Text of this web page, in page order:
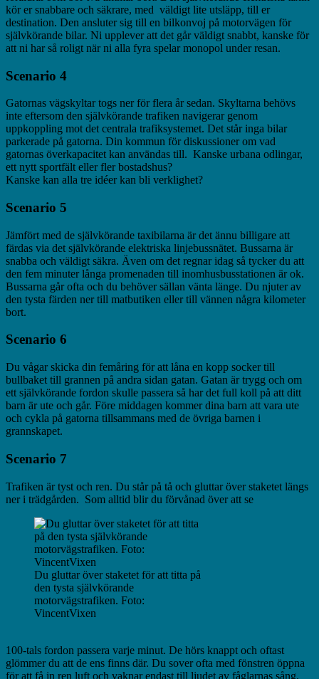
kör er snabbare och säkrare, med väldigt lite utsläpp, till er
destination. Den ansluter sig till en bilkonvoj på motorvägen för
självkörande bilar. Ni upplever att det går väldigt snabbt, kanske för
att ni har så roligt när ni alla fyra spelar monopol under resan.
Scenario 4
Gatornas vägskyltar togs ner för flera år sedan. Skyltarna behövs
inte eftersom den självkörande trafiken navigerar genom
uppkoppling mot det centrala trafiksystemet. Det står inga bilar
parkerade på gatorna. Din kommun för diskussioner om vad
gatornas överkapacitet kan användas till. Kanske urbana odlingar,
ett nytt sportfält eller fler bostadshus?
Kanske kan alla tre idéer kan bli verklighet?
Scenario 5
Jämfört med de självkörande taxibilarna är det ännu billigare att
färdas via det självkörande elektriska linjebussnätet. Bussarna är
snabba och väldigt säkra. Även om det regnar idag så tycker du att
den fem minuter långa promenaden till inomhusbusstationen är ok.
Bussarna går ofta och du behöver sällan vänta länge. Du njuter av
den tysta färden ner till matbutiken eller till vännen några kilometer
bort.
Scenario 6
Du vågar skicka din femåring för att låna en kopp socker till
bullbaket till grannen på andra sidan gatan. Gatan är trygg och om
ett självkörande fordon skulle passera så har det full koll på att ditt
barn är ute och går. Före middagen kommer dina barn att vara ute
och cykla på gatorna tillsammans med de övriga barnen i
grannskapet.
Scenario 7
Trafiken är tyst och ren. Du står på tå och gluttar över staketet längs
ner i trädgården. Som alltid blir du förvånad över att se
Du gluttar över staketet för att titta på
den tysta självkörande
motorvägstrafiken. Foto:
VincentVixen
100-tals fordon passera varje minut. De hörs knappt och oftast
glömmer du att de ens finns där. Du sover ofta med fönstren öppna
för att få in ren luft och vaknar endast till ljudet av fåglarnas sång.